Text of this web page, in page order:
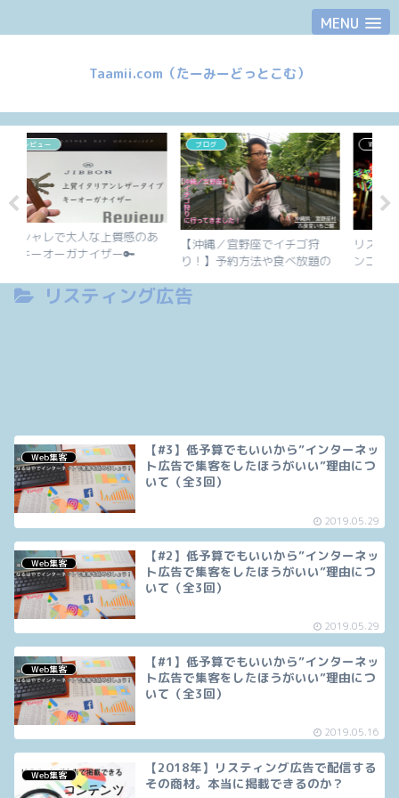
MENU
Taamii.com（たーみーどっとこむ）
ブログ
【沖縄／宜野座でイチゴ狩
り！】予約方法や食べ放題の
調べてきました。
Web集客
リスティング広告(Y/G)でパチ
ンコなどギャンブルコンテン
リスティング広告
Web集客
【#3】低予算でもいいから”インターネッ
ト広告で集客をしたほうがいい”理由につ
いて（全3回）
2019.05.29
Web集客
【#2】低予算でもいいから”インターネッ
ト広告で集客をしたほうがいい”理由につ
いて（全3回）
2019.05.29
Web集客
【#1】低予算でもいいから”インターネッ
ト広告で集客をしたほうがいい”理由につ
いて（全3回）
2019.05.16
Web集客
【2018年】リスティング広告で配信する
その商材。本当に掲載できるのか？